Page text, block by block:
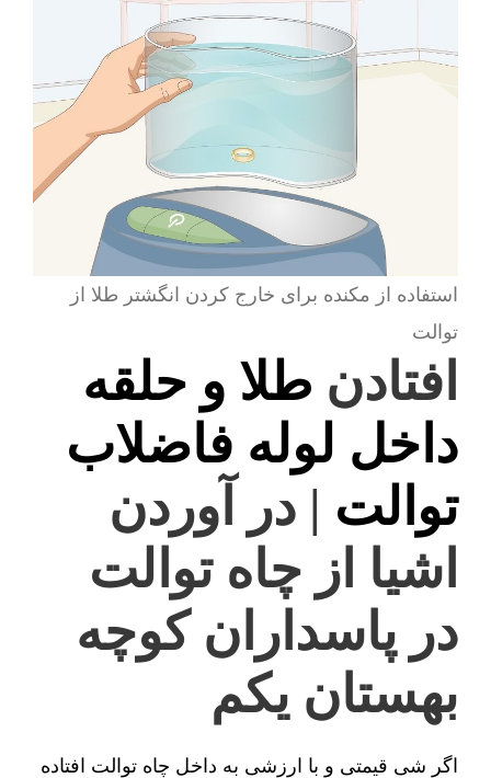
استفاده از مکنده برای خارج کردن انگشتر طلا از
توالت
افتادن طلا و حلقه
داخل لوله فاضلاب
توالت | در آوردن
اشیا از چاه توالت
در پاسداران کوچه
بهستان یکم
اگر شی قیمتی و با ارزشی به داخل چاه توالت افتاده